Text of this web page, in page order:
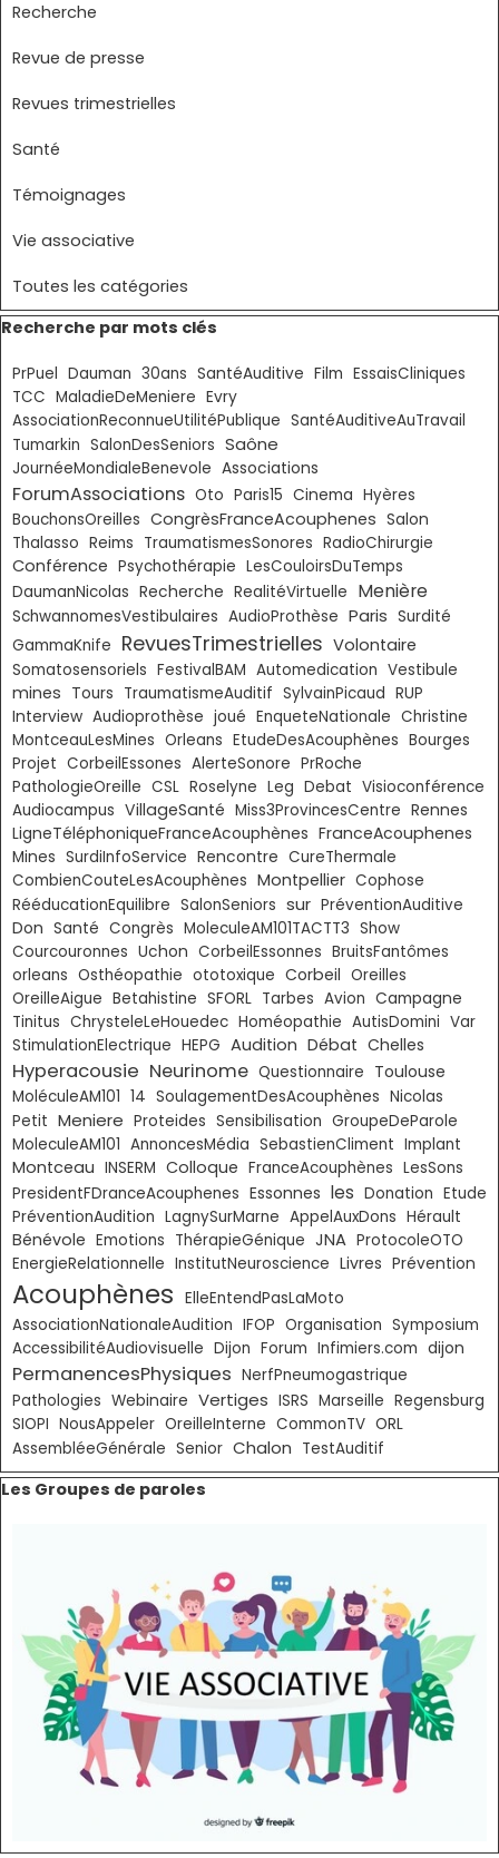
Recherche
Revue de presse
Revues trimestrielles
Santé
Témoignages
Vie associative
Toutes les catégories
Sauter le bloc Recherche par mots clés
Recherche par mots clés
PrPuel Dauman 30ans SantéAuditive Film EssaisCliniques
TCC MaladieDeMeniere Evry
AssociationReconnueUtilitéPublique SantéAuditiveAuTravail
Tumarkin SalonDesSeniors Saône
JournéeMondialeBenevole Associations
ForumAssociations Oto Paris15 Cinema Hyères
BouchonsOreilles CongrèsFranceAcouphenes Salon
Thalasso Reims TraumatismesSonores RadioChirurgie
Conférence Psychothérapie LesCouloirsDuTemps
DaumanNicolas Recherche RealitéVirtuelle Menière
SchwannomesVestibulaires AudioProthèse Paris Surdité
GammaKnife RevuesTrimestrielles Volontaire
Somatosensoriels FestivalBAM Automedication Vestibule
mines Tours TraumatismeAuditif SylvainPicaud RUP
Interview Audioprothèse joué EnqueteNationale Christine
MontceauLesMines Orleans EtudeDesAcouphènes Bourges
Projet CorbeilEssones AlerteSonore PrRoche
PathologieOreille CSL Roselyne Leg Debat Visioconférence
Audiocampus VillageSanté Miss3ProvincesCentre Rennes
LigneTéléphoniqueFranceAcouphènes FranceAcouphenes
Mines SurdiInfoService Rencontre CureThermale
CombienCouteLesAcouphènes Montpellier Cophose
RééducationEquilibre SalonSeniors sur PréventionAuditive
Don Santé Congrès MoleculeAM101TACTT3 Show
Courcouronnes Uchon CorbeilEssonnes BruitsFantômes
orleans Osthéopathie ototoxique Corbeil Oreilles
OreilleAigue Betahistine SFORL Tarbes Avion Campagne
Tinitus ChrysteleLeHouedec Homéopathie AutisDomini Var
StimulationElectrique HEPG Audition Débat Chelles
Hyperacousie Neurinome Questionnaire Toulouse
MoléculeAM101 14 SoulagementDesAcouphènes Nicolas
Petit Meniere Proteides Sensibilisation GroupeDeParole
MoleculeAM101 AnnoncesMédia SebastienCliment Implant
Montceau INSERM Colloque FranceAcouphènes LesSons
PresidentFDranceAcouphenes Essonnes les Donation Etude
PréventionAudition LagnySurMarne AppelAuxDons Hérault
Bénévole Emotions ThérapieGénique JNA ProtocoleOTO
EnergieRelationnelle InstitutNeuroscience Livres Prévention
Acouphènes ElleEntendPasLaMoto
AssociationNationaleAudition IFOP Organisation Symposium
AccessibilitéAudiovisuelle Dijon Forum Infimiers.com dijon
PermanencesPhysiques NerfPneumogastrique
Pathologies Webinaire Vertiges ISRS Marseille Regensburg
SIOPI NousAppeler OreilleInterne CommonTV ORL
AssembléeGénérale Senior Chalon TestAuditif
Sauter le bloc Les Groupes de paroles
Les Groupes de paroles